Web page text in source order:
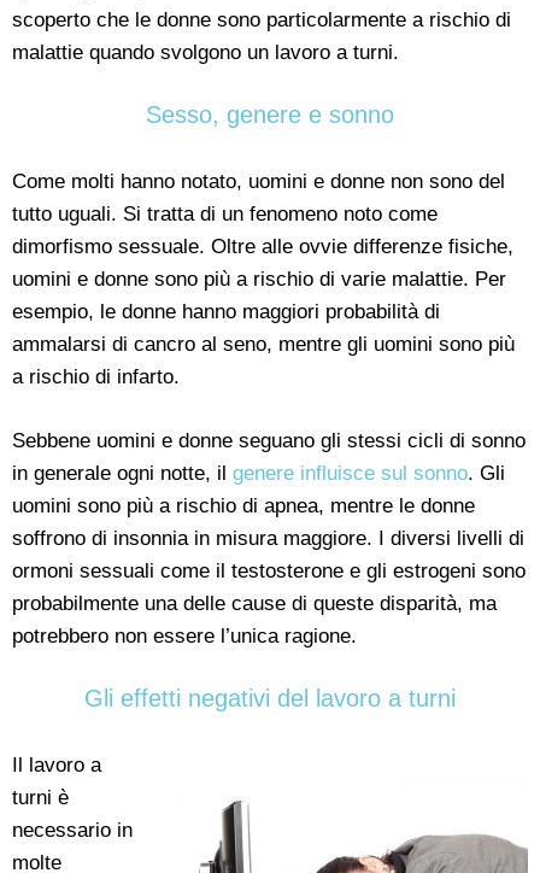
scoperto che le donne sono particolarmente a rischio di
malattie quando svolgono un lavoro a turni.
Sesso, genere e sonno
Come molti hanno notato, uomini e donne non sono del
tutto uguali. Si tratta di un fenomeno noto come
dimorfismo sessuale. Oltre alle ovvie differenze fisiche,
uomini e donne sono più a rischio di varie malattie. Per
esempio, le donne hanno maggiori probabilità di
ammalarsi di cancro al seno, mentre gli uomini sono più
a rischio di infarto.
Sebbene uomini e donne seguano gli stessi cicli di sonno
in generale ogni notte, il genere influisce sul sonno. Gli
uomini sono più a rischio di apnea, mentre le donne
soffrono di insonnia in misura maggiore. I diversi livelli di
ormoni sessuali come il testosterone e gli estrogeni sono
probabilmente una delle cause di queste disparità, ma
potrebbero non essere l’unica ragione.
Gli effetti negativi del lavoro a turni
Il lavoro a
turni è
necessario in
molte